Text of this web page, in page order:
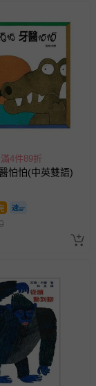
4件89折
怕怕(中英雙語)